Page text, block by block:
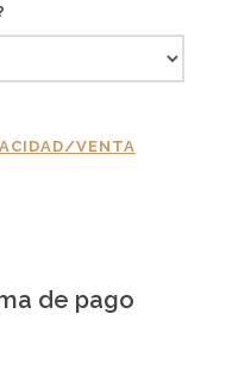
VENTA
de pago